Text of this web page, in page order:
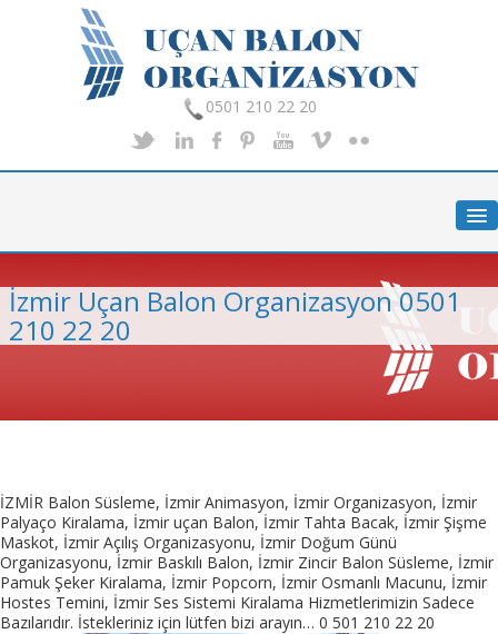
0501 210 22 20
Hakkımızda
Hizmetlerimiz
Organizasyon
İzmir Uçan Balon Organizasyon 0501
210 22 20
İZMİR Balon Süsleme, İzmir Animasyon, İzmir Organizasyon, İzmir
Palyaço Kiralama, İzmir uçan Balon, İzmir Tahta Bacak, İzmir Şişme
Maskot, İzmir Açılış Organizasyonu, İzmir Doğum Günü
Organizasyonu, İzmir Baskılı Balon, İzmir Zincir Balon Süsleme, İzmir
Pamuk Şeker Kiralama, İzmir Popcorn, İzmir Osmanlı Macunu, İzmir
Hostes Temini, İzmir Ses Sistemi Kiralama Hizmetlerimizin Sadece
Bazılarıdır. İstekleriniz için lütfen bizi arayın… 0 501 210 22 20